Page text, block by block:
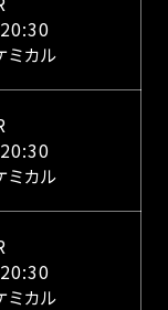
カル
カル
カル